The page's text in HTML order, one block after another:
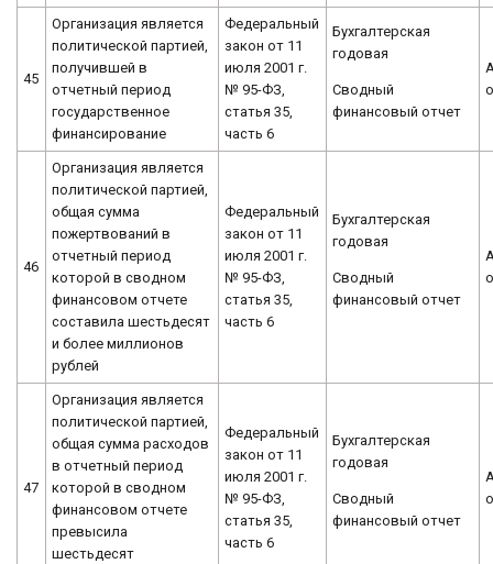
45
Организация является
политической партией,
получившей в
отчетный период
государственное
финансирование
Федеральный
закон от 11
июля 2001 г.
№ 95-ФЗ,
статья 35,
часть 6
Бухгалтерская
годовая
Сводный
финансовый отчет
46
Организация является
политической партией,
общая сумма
пожертвований в
отчетный период
которой в сводном
финансовом отчете
составила шестьдесят
и более миллионов
рублей
Федеральный
закон от 11
июля 2001 г.
№ 95-ФЗ,
статья 35,
часть 6
Бухгалтерская
годовая
Сводный
финансовый отчет
47
Организация является
политической партией,
общая сумма расходов
в отчетный период
которой в сводном
финансовом отчете
превысила
шестьдесят
Федеральный
закон от 11
июля 2001 г.
№ 95-ФЗ,
статья 35,
часть 6
Бухгалтерская
годовая
Сводный
финансовый отчет